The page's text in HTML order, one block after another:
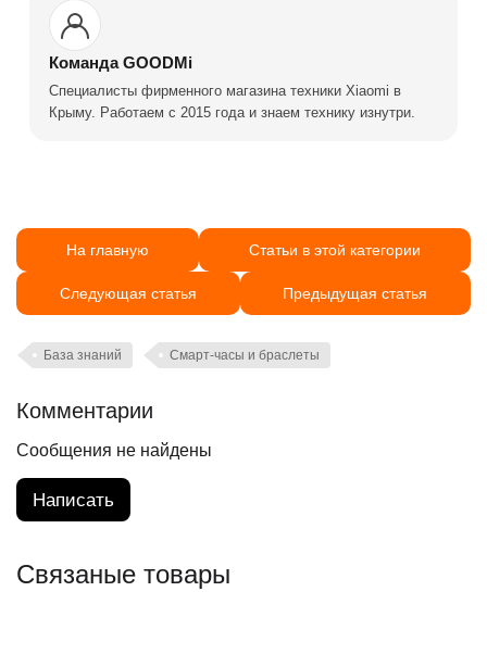
Команда GOODMi
Специалисты фирменного магазина техники Xiaomi в
Крыму. Работаем с 2015 года и знаем технику изнутри.
На главную Статьи в этой категории
Следующая статья Предыдущая статья
База знаний Смарт-часы и браслеты
Комментарии
Сообщения не найдены
Написать
Связаные товары